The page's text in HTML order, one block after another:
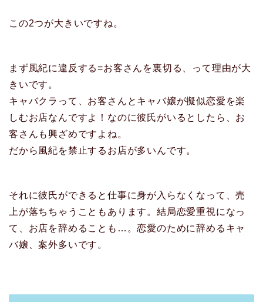
この2つが大きいですね。
まず風紀に違反する=お客さんを裏切る、って理由が大
きいです。
キャバクラって、お客さんとキャバ嬢が擬似恋愛を楽
しむお店なんですよ！なのに彼氏がいるとしたら、お
客さんも興ざめですよね。
だから風紀を禁止するお店が多いんです。
それに彼氏ができると仕事に身が入らなくなって、売
上が落ちちゃうこともあります。結局恋愛重視になっ
て、お店を辞めることも…。恋愛のために辞めるキャ
バ嬢、案外多いです。